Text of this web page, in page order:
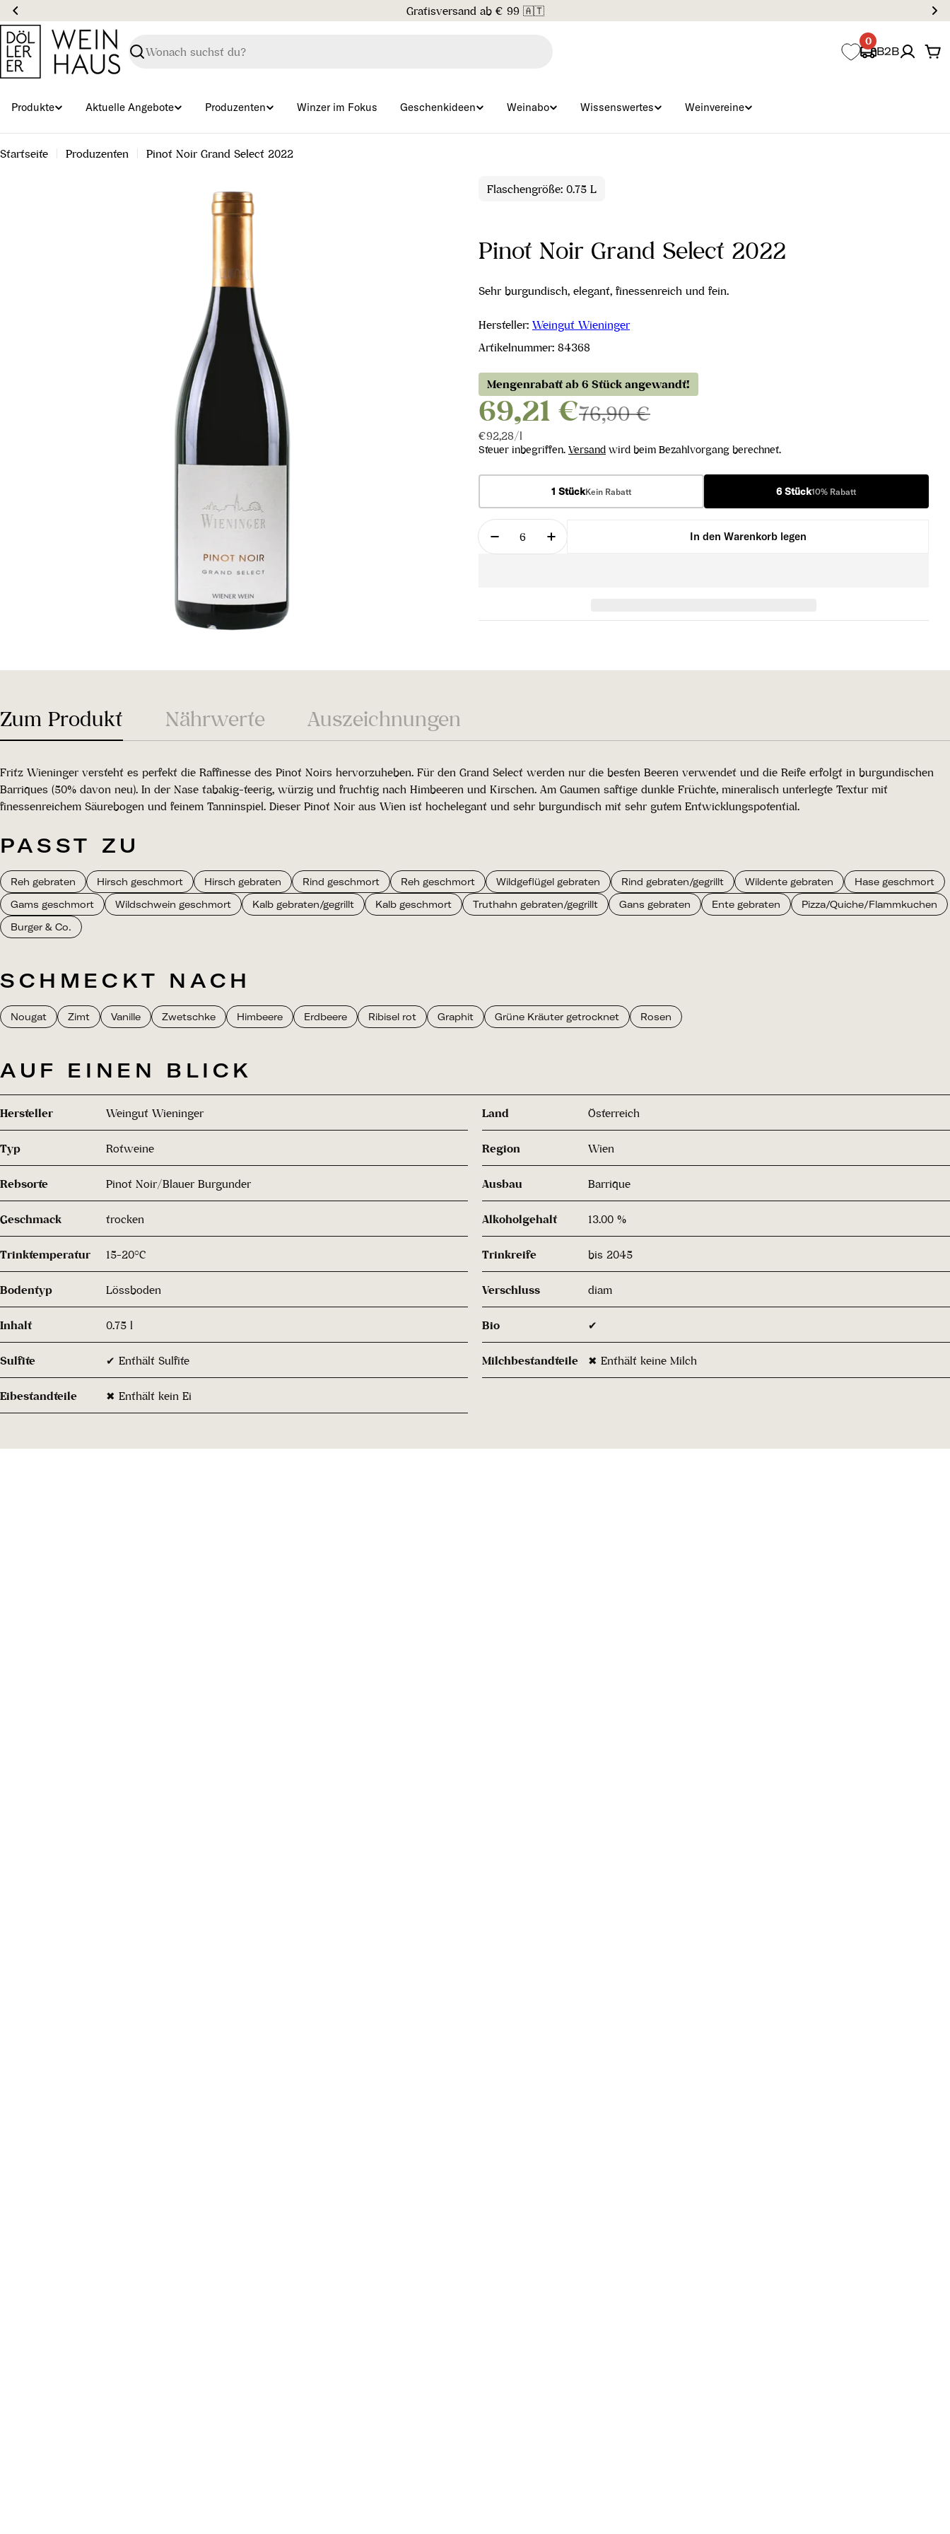
Zum
Inhalt
springen
Gratisversand ab € 99 🇦🇹
Suchen
0
B2B
Produkte Aktuelle Angebote Produzenten Winzer im Fokus Geschenkideen Weinabo Wissenswertes Weinvereine
Startseite Produzenten Pinot Noir Grand Select 2022
Flaschengröße: 0.75 L
Pinot Noir Grand Select 2022
Sehr burgundisch, elegant, finessenreich und fein.
Hersteller: Weingut Wieninger
Artikelnummer: 84368
Mengenrabatt ab 6 Stück angewandt!
69,21 €76,90 €
Stückpreis
€92,28/pro
l
Steuer inbegriffen. Versand wird beim Bezahlvorgang berechnet.
1 StückKein Rabatt 6 Stück10% Rabatt
Menge
Menge für Pinot Noir Grand Select 2022 verringern
Menge für Pinot Noir Grand Select 2022 erhöhen
In den Warenkorb legen
Zum Produkt Nährwerte Auszeichnungen
Fritz Wieninger versteht es perfekt die Raffinesse des Pinot Noirs hervorzuheben. Für den Grand Select werden nur die besten Beeren verwendet und die Reife erfolgt in burgundischen
Barriques (50% davon neu). In der Nase tabakig-teerig, würzig und fruchtig nach Himbeeren und Kirschen. Am Gaumen saftige dunkle Früchte, mineralisch unterlegte Textur mit
finessenreichem Säurebogen und feinem Tanninspiel. Dieser Pinot Noir aus Wien ist hochelegant und sehr burgundisch mit sehr gutem Entwicklungspotential.
PASST ZU
Reh gebraten Hirsch geschmort Hirsch gebraten Rind geschmort Reh geschmort Wildgeflügel gebraten Rind gebraten/gegrillt Wildente gebraten
Hase geschmort
Gams geschmort
Wildschwein geschmort Kalb gebraten/gegrillt Kalb geschmort Truthahn gebraten/gegrillt Gans gebraten Ente gebraten
Pizza/Quiche/Flammkuchen
Burger & Co.
SCHMECKT NACH
Nougat Zimt Vanille Zwetschke Himbeere Erdbeere Ribisel rot Graphit Grüne Kräuter getrocknet Rosen
AUF EINEN BLICK
Hersteller Weingut Wieninger Land Österreich
Typ Rotweine Region Wien
Rebsorte Pinot Noir/Blauer Burgunder Ausbau Barrique
Geschmack trocken Alkoholgehalt 13.00 %
Trinktemperatur 15-20°C Trinkreife bis 2045
Bodentyp Lössboden Verschluss diam
Inhalt 0.75 l Bio ✔
Sulfite ✔ Enthält Sulfite Milchbestandteile ✖ Enthält keine Milch
Eibestandteile ✖ Enthält kein Ei